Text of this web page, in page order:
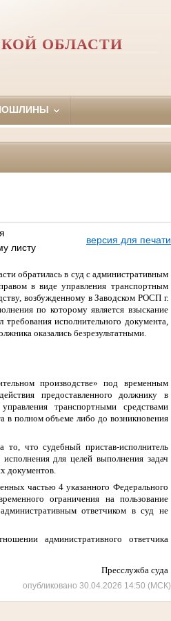
ОБЛАСТИ
листу
версия для печати
обратилась в суд с административным
в виде управления транспортным
возбужденному в Заводском РОСП г.
по которому является взыскание
исполнительного документа,
оказались безрезультатными.
производстве» под временным
предоставленного должнику в
транспортными средствами
в полном объеме либо до возникновения
что судебный пристав-исполнитель
для целей выполнения задач
документов.
частью 4 указанного Федерального
ограничения на пользование
ответчиком в суд не
административного ответчика
Пресслужба суда
опубликовано 30.04.2026 14:50 (МСК)